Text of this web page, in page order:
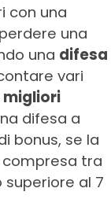
con una
una
una difesa
vari
migliori
difesa a
bonus, se la
compresa tra
al 7